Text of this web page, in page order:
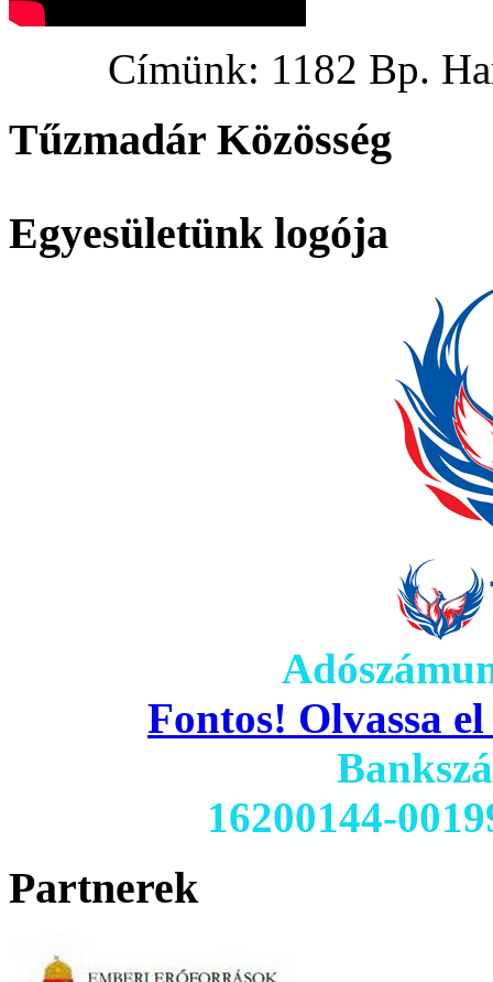
Címünk: 1182 Bp.
Tűzmadár Közösség
Egyesületünk logója
Fontos! Olvassa
16200144-
Partnerek